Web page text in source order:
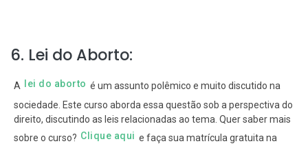
6. Lei do Aborto:
A lei do aborto é um assunto polêmico e muito discutido na
sociedade. Este curso aborda essa questão sob a perspectiva do
direito, discutindo as leis relacionadas ao tema. Quer saber mais
sobre o curso? Clique aqui e faça sua matrícula gratuita na